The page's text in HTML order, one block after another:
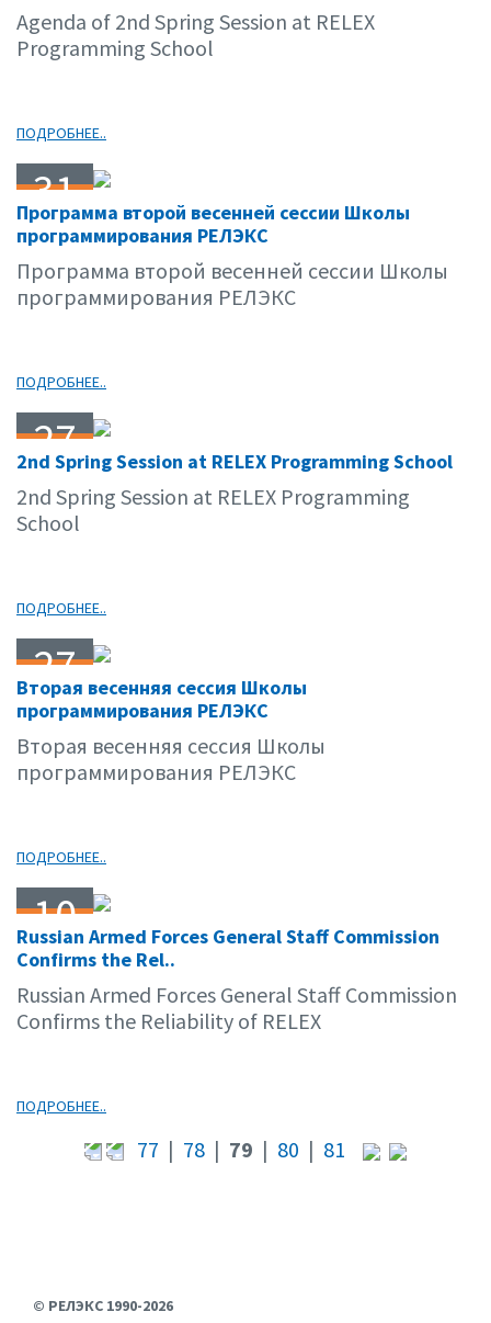
Agenda of 2nd Spring Session at RELEX
Programming School
ПОДРОБНЕЕ..
31
03.09
Программа второй весенней сессии Школы
программирования РЕЛЭКС
Программа второй весенней сессии Школы
программирования РЕЛЭКС
ПОДРОБНЕЕ..
27
03.09
2nd Spring Session at RELEX Programming School
2nd Spring Session at RELEX Programming
School
ПОДРОБНЕЕ..
27
03.09
Вторая весенняя сессия Школы
программирования РЕЛЭКС
Вторая весенняя сессия Школы
программирования РЕЛЭКС
ПОДРОБНЕЕ..
10
03.09
Russian Armed Forces General Staff Commission
Confirms the Rel..
Russian Armed Forces General Staff Commission
Confirms the Reliability of RELEX
ПОДРОБНЕЕ..
77 | 78 | 79 | 80 | 81
© РЕЛЭКС 1990-2026